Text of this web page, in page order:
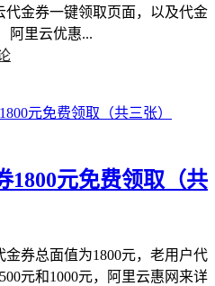
金券一键领取页面，以及代金
阿里云优惠...
1800元免费领取（共
券总面值为1800元，老用户代
元和1000元，阿里云惠网来详